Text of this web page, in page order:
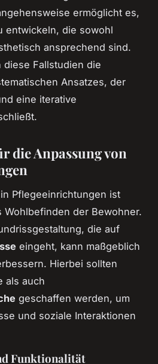
ermöglicht es,
entwickeln, die sowohl
ansprechend sind.
Fallstudien die
Ansatzes, der
eine iterative
die Anpassung von
in Pflegeeinrichtungen ist
der Bewohner.
die auf
eingeht, kann maßgeblich
Hierbei sollten
als auch
geschaffen werden, um
und soziale Interaktionen
Funktionalität